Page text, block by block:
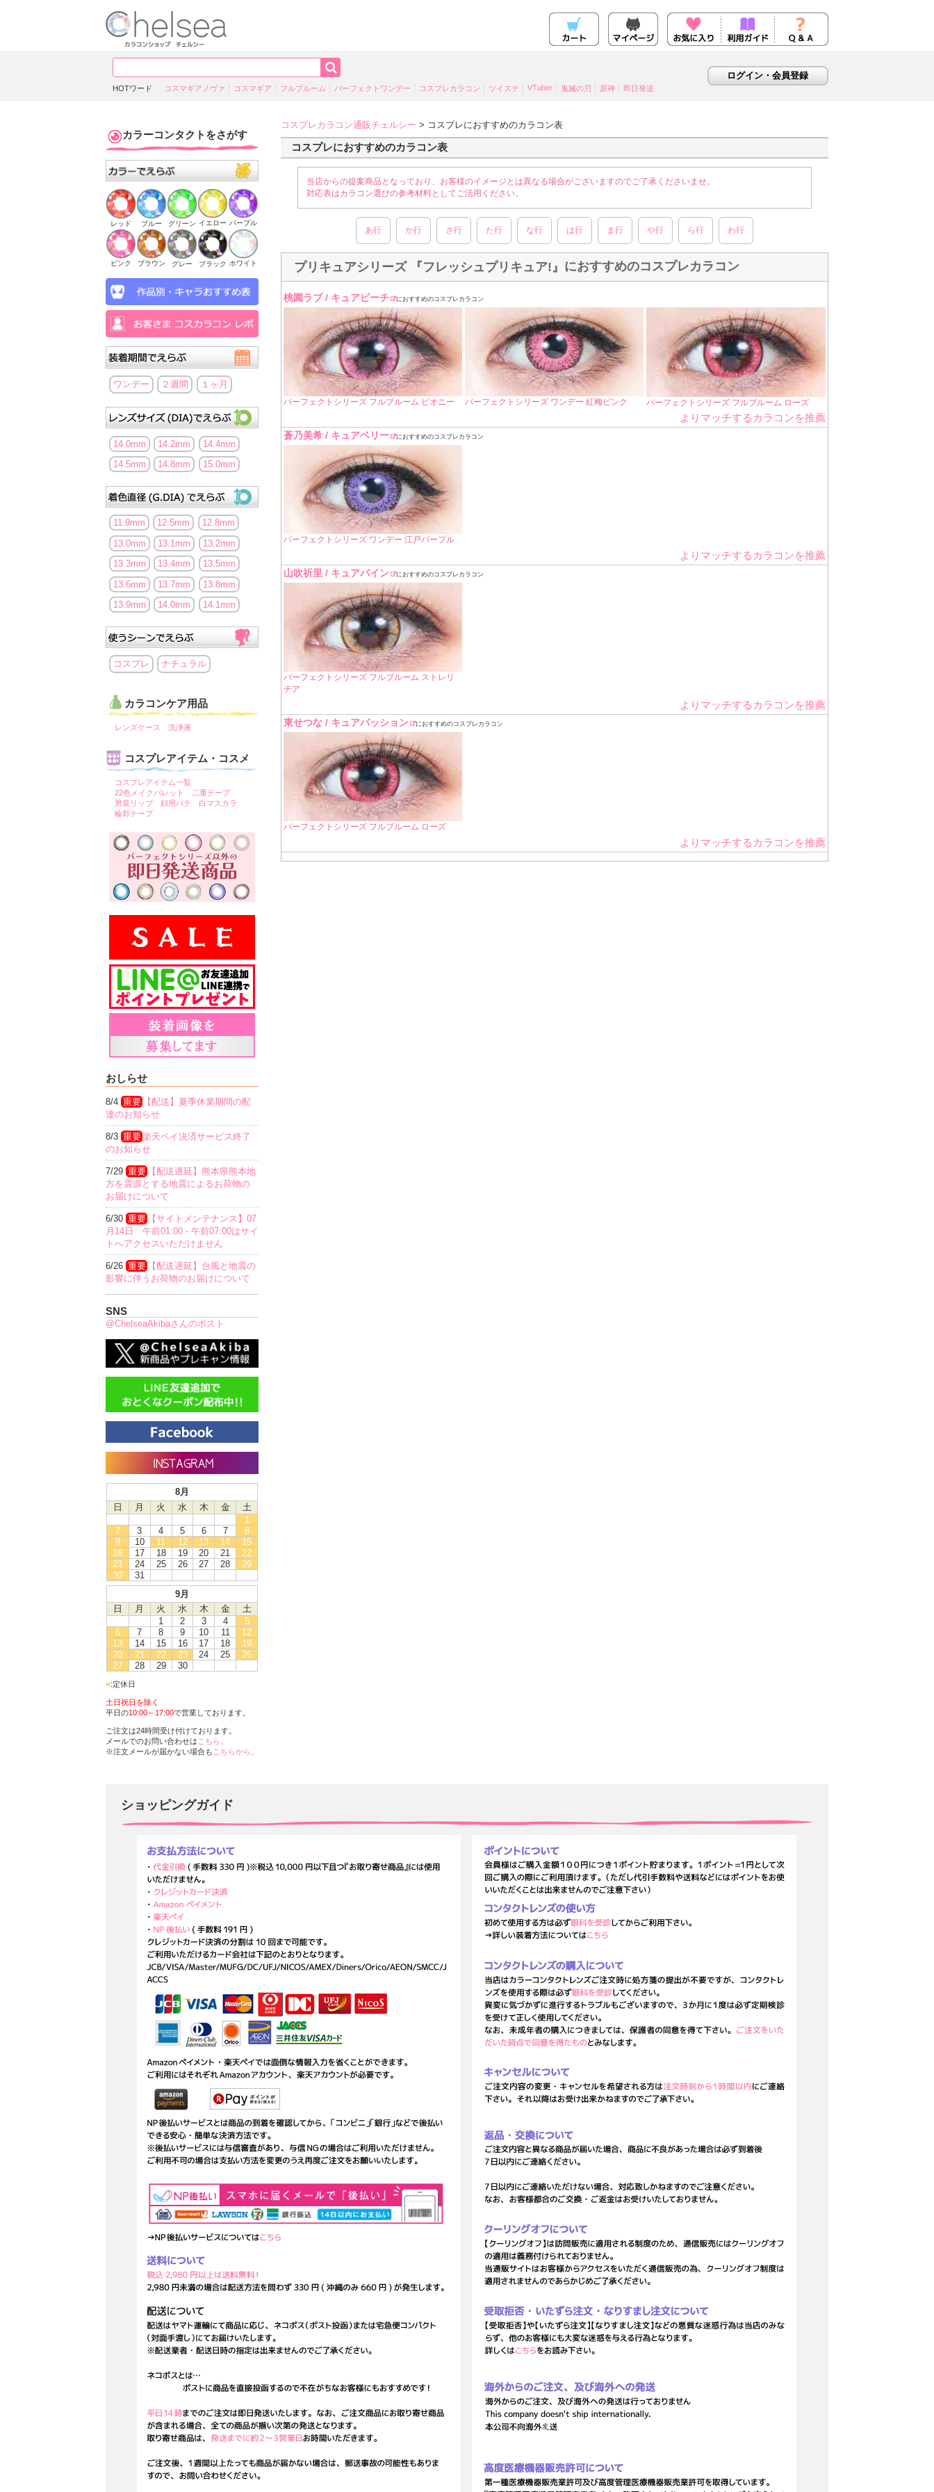
HOTワード コスマギアノヴァ コスマギア フルブルーム パーフェクトワンデー コスプレカラコン ツイステ VTuber 鬼滅の刃 原神 即日発送
カラーコンタクトをさがす
レッド ブルー グリーン イエロー パープル
ピンク ブラウン グレー ブラック ホワイト
ワンデー ２週間 １ヶ月
14.0mm 14.2mm
14.4mm
14.5mm
14.8mm 15.0mm
11.9mm 12.5mm
12.8mm
13.0mm
13.1mm
13.2mm
13.3mm
13.4mm
13.5mm
13.6mm
13.7mm
13.8mm
13.9mm
14.0mm 14.1mm
コスプレ ナチュラル
カラコンケア用品
レンズケース 洗浄液
コスプレアイテム・コスメ
コスプレアイテム一覧
22色メイクパレット
二重テープ
男装リップ
顔用パテ
白マスカラ
輪郭テープ
おしらせ
8/4 重要
【配送】夏季休業期間の配
達のお知らせ
8/3 重要楽天ペイ決済サービス終了
のお知らせ
7/29 重要
【配送遅延】熊本県熊本地
方を震源とする地震によるお荷物の
お届けについて
6/30 重要
【サイトメンテナンス】07
月14日 午前01:00 - 午前07:00はサイ
トへアクセスいただけません
6/26 重要
【配送遅延】台風と地震の
影響に伴うお荷物のお届けについて
SNS
@ChelseaAkibaさんのポスト
8月
日
月 火 水 木 金
土
1
2
3 4 5 6 7
8
9
10 11 12 13 14
15
16
17 18 19 20 21
22
23
24 25 26 27 28
29
30
31
9月
日
月 火 水 木 金
土
1
2 3 4
5
6
7 8 9 10 11
12
13
14 15 16 17 18
19
20
21 22 23 24 25
26
27
28 29 30
■:定休日
土日祝日を除く
平日の10:00～17:00で営業しております。
ご注文は24時間受け付けております。
メールでのお問い合わせは こちら。
※注文メールが届かない場合も こちらから。
コスプレカラコン通販チェルシー > コスプレにおすすめのカラコン表
コスプレにおすすめのカラコン表
当店からの提案商品となっており、お客様のイメージとは異なる場合がございますのでご了承くださいませ。
対応表はカラコン選びの参考材料としてご活用ください。
あ行 か行 さ行 た行 な行 は行 ま行 や行 ら行 わ行
プリキュアシリーズ 『フレッシュプリキュア!』 におすすめのコスプレカラコン
桃園ラブ / キュアピーチ におすすめのコスプレカラコン
パーフェクトシリーズ フルブルーム ピオニー パーフェクトシリーズ ワンデー 紅梅ピンク パーフェクトシリーズ フルブルーム ローズ
よりマッチするカラコンを推薦
蒼乃美希 / キュアベリー におすすめのコスプレカラコン
パーフェクトシリーズ ワンデー 江戸パープル
よりマッチするカラコンを推薦
山吹祈里 / キュアパイン におすすめのコスプレカラコン
パーフェクトシリーズ フルブルーム ストレリ
チア
よりマッチするカラコンを推薦
東せつな / キュアパッション におすすめのコスプレカラコン
パーフェクトシリーズ フルブルーム ローズ
よりマッチするカラコンを推薦
ショッピングガイド